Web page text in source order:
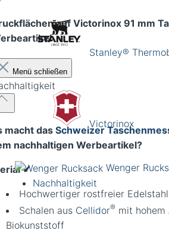
Stanley®
Victorinox
Wenger
Nachhaltigkeit
auf Victorinox 91 mm
Menü schließen
macht das Schweizer
nachhaltigen Werbeartikel?
✔︎
Hochwertiger rostfreier
Schalen aus Cellidor® mit hohem
Biokunststoff